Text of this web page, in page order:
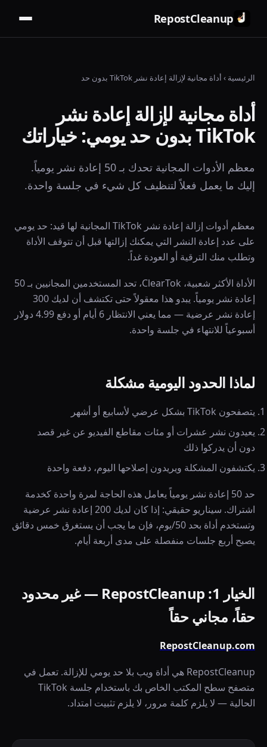
RepostCleanup
الرئيسية › أداة مجانية لإزالة إعادة نشر TikTok بدون حد
أداة مجانية لإزالة إعادة نشر
TikTok بدون حد يومي: خياراتك
معظم الأدوات المجانية تحدك بـ 50 إعادة نشر يومياً.
إليك ما يعمل فعلاً لتنظيف كل شيء في جلسة واحدة.
معظم أدوات إزالة إعادة نشر TikTok المجانية لها قيد: حد يومي
على عدد إعادة النشر التي يمكنك إزالتها قبل أن تتوقف الأداة
وتطلب منك الترقية أو العودة غداً.
الأداة الأكثر شعبية، ClearTok، تحد المستخدمين المجانيين بـ 50
إعادة نشر يومياً. يبدو هذا معقولاً حتى تكتشف أن لديك 300
إعادة نشر عرضية — مما يعني الانتظار 6 أيام أو دفع 4.99 دولار
أسبوعياً للانتهاء في جلسة واحدة.
لماذا الحدود اليومية مشكلة
يتصفحون TikTok بشكل عرضي لأسابيع أو أشهر
يعيدون نشر عشرات أو مئات مقاطع الفيديو عن غير قصد
دون أن يدركوا ذلك
يكتشفون المشكلة ويريدون إصلاحها اليوم، دفعة واحدة
حد 50 إعادة نشر يومياً يعامل هذه الحاجة لمرة واحدة كخدمة
اشتراك. سيناريو حقيقي: إذا كان لديك 200 إعادة نشر عرضية
وتستخدم أداة بحد 50/يوم، فإن ما يجب أن يستغرق خمس دقائق
يصبح أربع جلسات منفصلة على مدى أربعة أيام.
الخيار 1: RepostCleanup — غير محدود
حقاً، مجاني حقاً
RepostCleanup.com
RepostCleanup هي أداة ويب بلا حد يومي للإزالة. تعمل في
متصفح سطح المكتب الخاص بك باستخدام جلسة TikTok
الحالية — لا يلزم كلمة مرور، لا يلزم تثبيت امتداد.